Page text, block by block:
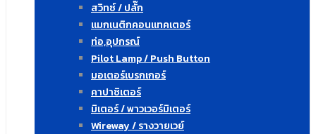
สวิทซ์ / ปลั๊ก
แมกเนติกคอนแทคเตอร์
ท่อ,อุปกรณ์
Pilot Lamp / Push Button
มอเตอร์เบรกเกอร์
คาปาซิเตอร์
มิเตอร์ / พาวเวอร์มิเตอร์
Wireway / รางวายเวย์